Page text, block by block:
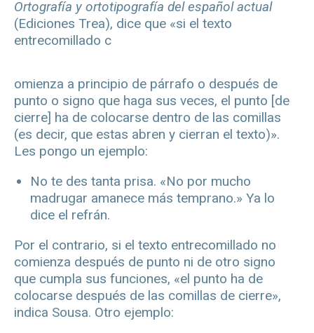
Ortografía y ortotipografía del español actual
(Ediciones Trea), dice que «si el texto
entrecomillado c
omienza a principio de párrafo o después de
punto o signo que haga sus veces, el punto [de
cierre] ha de colocarse dentro de las comillas
(es decir, que estas abren y cierran el texto)».
Les pongo un ejemplo:
No te des tanta prisa. «No por mucho
madrugar amanece más temprano.» Ya lo
dice el refrán.
Por el contrario, si el texto entrecomillado no
comienza después de punto ni de otro signo
que cumpla sus funciones, «el punto ha de
colocarse después de las comillas de cierre»,
indica Sousa. Otro ejemplo: